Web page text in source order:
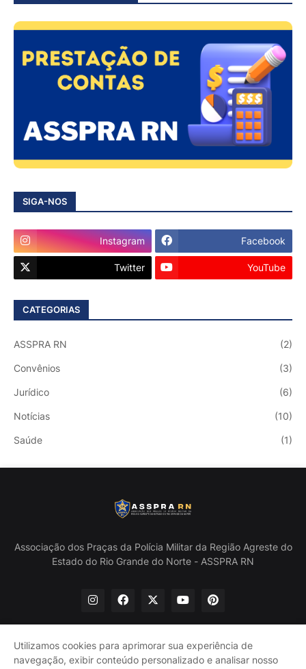
SIGA-NOS
Instagram Facebook
Twitter YouTube
CATEGORIAS
ASSPRA RN (2)
Convênios (3)
Jurídico (6)
Notícias (10)
Saúde (1)
Associação dos Praças da Polícia Militar da Região Agreste do
Estado do Rio Grande do Norte - ASSPRA RN
Início Quem Somos Política de Privacidade
Utilizamos cookies para aprimorar sua experiência de
navegação, exibir conteúdo personalizado e analisar nosso